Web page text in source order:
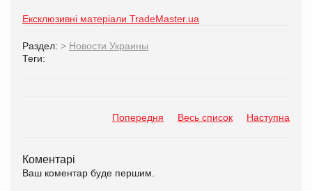
Ексклюзивні матеріали TradeMaster.ua
Раздел: > Новости Украины
Теги:
Попередня Весь список Наступна
Коментарі
Ваш коментар буде першим.